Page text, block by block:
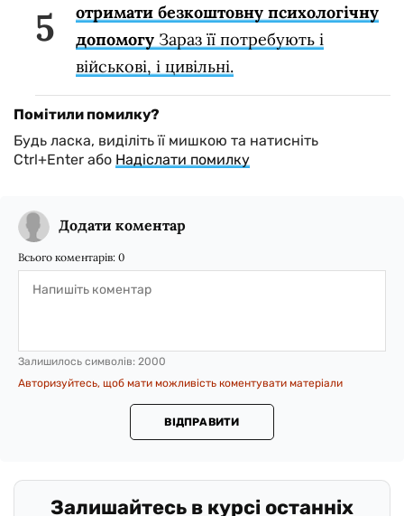
отримати безкоштовну психологічну
допомогу Зараз її потребують і
військові, і цивільні.
Помітили помилку?
Будь ласка, виділіть її мишкою та натисніть
Ctrl+Enter або Надіслати помилку
Додати коментар
Всього коментарів: 0
Залишилось символів: 2000
Авторизуйтесь, щоб мати можливість коментувати матеріали
ВІДПРАВИТИ